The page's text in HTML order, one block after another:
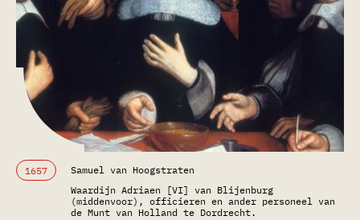
Samuel van Hoogstraten
Waardijn Adriaen [VI] van Blijenburg
(middenvoor), officieren en ander personeel van
de Munt van Holland te Dordrecht.
1657